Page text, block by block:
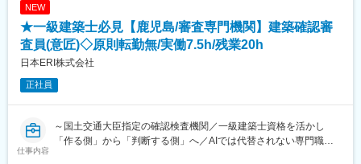
・主に当社の主力商品である戸建て及び集合住宅の建築施工管理
（工事管理）を担当していただきます。
・都市部においては、複合利用目的にも活用可能な最大９階建て
当社ではいち早く「建設DX」の導入を進めています。
施工管理者全員にノートPC、i‐Pad、i-Phoneが貸与され、5大管
NEW
★一級建築士必見【鹿児島/審査専門機関】建築確認審
査員(意匠)◇原則転勤無/実働7.5h/残業20h
日本ERI株式会社
正社員
仕事内容
～国土交通大臣指定の確認検査機関／一級建築士資格を活かし
「作る側」から「判断する側」へ／AIでは代替されない専門職／